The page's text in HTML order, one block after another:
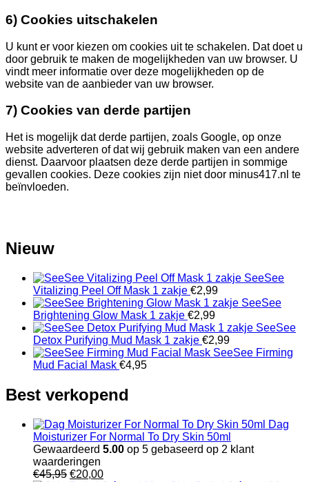
6) Cookies uitschakelen
U kunt er voor kiezen om cookies uit te schakelen. Dat doet u
door gebruik te maken de mogelijkheden van uw browser. U
vindt meer informatie over deze mogelijkheden op de
website van de aanbieder van uw browser.
7) Cookies van derde partijen
Het is mogelijk dat derde partijen, zoals Google, op onze
website adverteren of dat wij gebruik maken van een andere
dienst. Daarvoor plaatsen deze derde partijen in sommige
gevallen cookies. Deze cookies zijn niet door minus417.nl te
beïnvloeden.
Nieuw
SeeSee
Vitalizing Peel Off Mask 1 zakje €2,99
SeeSee
Brightening Glow Mask 1 zakje €2,99
SeeSee
Detox Purifying Mud Mask 1 zakje €2,99
SeeSee Firming
Mud Facial Mask €4,95
Best verkopend
Dag
Moisturizer For Normal To Dry Skin 50ml
Gewaardeerd 5.00 op 5 gebaseerd op 2 klant
waarderingen
€45,95 Oorspronkelijke
€20,00Huidige